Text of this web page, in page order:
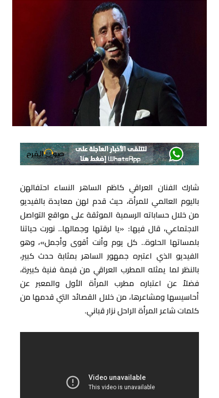
شارك الفنان العراقي كاظم الساهر النساء احتفالهن
باليوم العالمي للمرأة، حيث قدم لهن معايدة بالفيديو
من خلال حساباته الرسمية الموثقة على مواقع التواصل
الاجتماعي، قال فيها: «يا لرقتها وجمالها.. نورت حياتنا
بلمساتها الحلوة.. كل يوم وأنت أقوى وأجمل»، وهو
الفيديو الذي اعتبره جمهور الساهر بمثابة حدث كبير،
بالنظر لما يمثله المطرب العراقي من قيمة فنية كبيرة،
فضلاً عن اعتباره مطرب المرأة الأول والمعبر عن
أحاسيسها ومشاعرها، من خلال القصائد التي قدمها من
كلمات شاعر المرأة الراحل نزار قباني.